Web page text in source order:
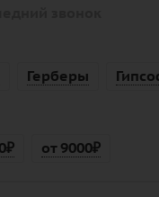
Герберы
от 9000₽